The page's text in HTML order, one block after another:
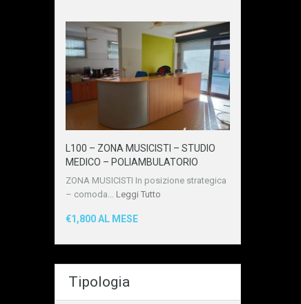
L100 – ZONA MUSICISTI – STUDIO
MEDICO – POLIAMBULATORIO
ZONA MUSICISTI In posizione strategica
– comoda… Leggi Tutto
€1,800 AL MESE
Tipologia